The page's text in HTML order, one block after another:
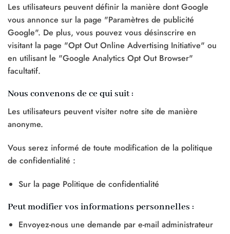
Les utilisateurs peuvent définir la manière dont Google
vous annonce sur la page "Paramètres de publicité
Google". De plus, vous pouvez vous désinscrire en
visitant la page "Opt Out Online Advertising Initiative" ou
en utilisant le "Google Analytics Opt Out Browser"
facultatif.
Nous convenons de ce qui suit :
Les utilisateurs peuvent visiter notre site de manière
anonyme.
Vous serez informé de toute modification de la politique
de confidentialité :
Sur la page Politique de confidentialité
Peut modifier vos informations personnelles :
Envoyez-nous une demande par e-mail administrateur